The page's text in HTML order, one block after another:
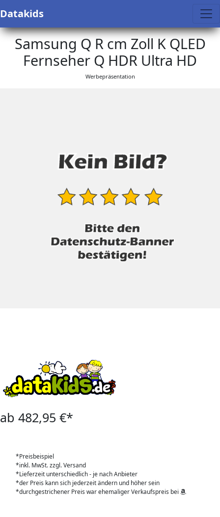
Datakids
Samsung Q R cm Zoll K QLED
Fernseher Q HDR Ultra HD
Werbepräsentation
ab 482,95 €*
*Preisbeispiel
*inkl. MwSt. zzgl. Versand
*Lieferzeit unterschiedlich - je nach Anbieter
*der Preis kann sich jederzeit ändern und höher sein
*durchgestrichener Preis war ehemaliger Verkaufspreis bei